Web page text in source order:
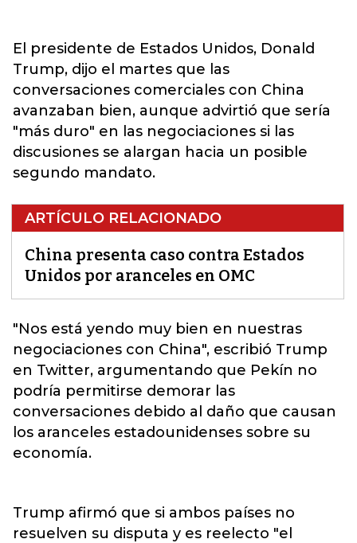
El presidente de Estados Unidos, Donald
Trump, dijo el martes que las
conversaciones comerciales con China
avanzaban bien, aunque advirtió que sería
"más duro" en las negociaciones si las
discusiones se alargan hacia un posible
segundo mandato.
ARTÍCULO RELACIONADO
China presenta caso contra Estados
Unidos por aranceles en OMC
"Nos está yendo muy bien en nuestras
negociaciones con China", escribió Trump
en Twitter, argumentando que Pekín no
podría permitirse demorar las
conversaciones debido al daño que causan
los aranceles estadounidenses sobre su
economía.
Trump afirmó que si ambos países no
resuelven su disputa y es reelecto "el